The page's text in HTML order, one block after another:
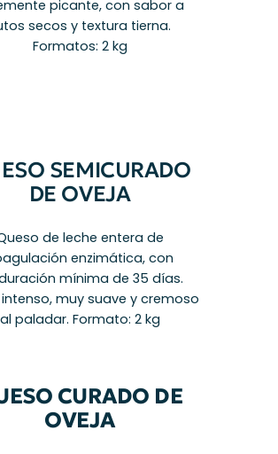
picante, con sabor a
secos y textura tierna.
Formatos: 2 kg
SEMICURADO
DE OVEJA
de leche entera de
enzimática, con
mínima de 35 días.
muy suave y cremoso
al paladar. Formato: 2 kg
CURADO DE
OVEJA